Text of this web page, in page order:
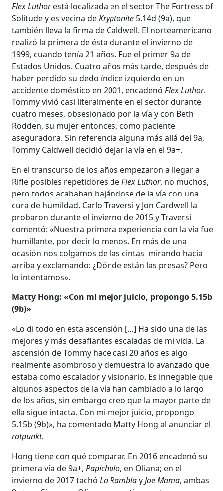
Flex Luthorestá localizada en el sector The Fortress of
Solitude y es vecina deKryptonite 5.14d (9a), que
también lleva la firma de Caldwell. El norteamericano
realizó la primera de ésta durante el invierno de
1999, cuando tenía 21 años. Fue el primer 9a de
Estados Unidos. Cuatro años más tarde, después de
haber perdido su dedo índice izquierdo en un
accidente doméstico en 2001, encadenó Flex Luthor.
Tommy vivió casi literalmente en el sector durante
cuatro meses, obsesionado por la vía y con Beth
Rodden, su mujer entonces, como paciente
aseguradora. Sin referencia alguna más allá del 9a,
Tommy Caldwell decidió dejar la vía en el 9a+.
En el transcurso de los años empezaron a llegar a
Rifle posibles repetidores deFlex Luthor, no muchos,
pero todos acababan bajándose de la vía con una
cura de humildad. Carlo Traversi y Jon Cardwell la
probaron durante el invierno de 2015 y Traversi
comentó: «Nuestra primera experiencia con la vía fue
humillante, por decir lo menos. En más de una
ocasión nos colgamos de las cintas mirando hacia
arriba y exclamando: ¿Dónde están las presas? Pero
lo intentamos».
Matty Hong: «Con mi mejor juicio, propongo 5.15b
(9b)»
«Lo di todo en esta ascensión […] Ha sido una de las
mejores y más desafiantes escaladas de mi vida. La
ascensión de Tommy hace casi 20 años es algo
realmente asombroso y demuestra lo avanzado que
estaba como escalador y visionario. Es innegable que
algunos aspectos de la vía han cambiado a lo largo
de los años, sin embargo creo que la mayor parte de
ella sigue intacta. Con mi mejor juicio, propongo
5.15b (9b)», ha comentado Matty Hong al anunciar el
rotpunkt.
Hong tiene con qué comparar. En 2016 encadenó su
primera vía de 9a+, Papichulo, en Oliana; en el
invierno de 2017 tachó La RamblayJoe Mama, ambas